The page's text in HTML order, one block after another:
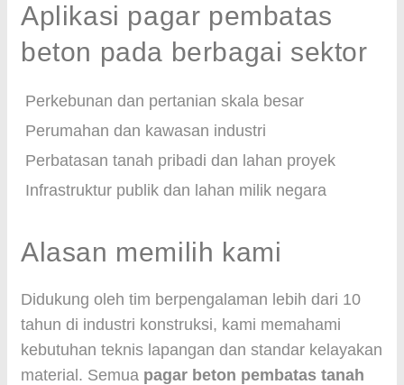
Aplikasi pagar pembatas
beton pada berbagai sektor
Perkebunan dan pertanian skala besar
Perumahan dan kawasan industri
Perbatasan tanah pribadi dan lahan proyek
Infrastruktur publik dan lahan milik negara
Alasan memilih kami
Didukung oleh tim berpengalaman lebih dari 10
tahun di industri konstruksi, kami memahami
kebutuhan teknis lapangan dan standar kelayakan
material. Semua pagar beton pembatas tanah